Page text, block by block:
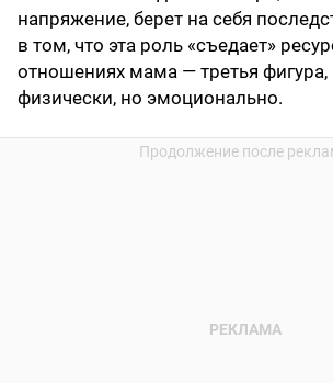
напряжение, берет на себя
в том, что эта роль «съедает»
отношениях мама — третья фигура,
физически, но эмоционально.